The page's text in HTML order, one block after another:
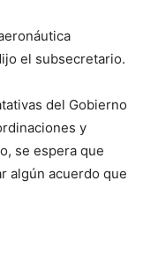
el subsecretario.
del Gobierno
y
se espera que
algún acuerdo que